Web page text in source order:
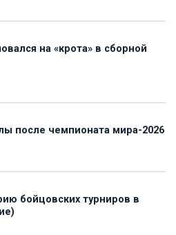
на «крота» в сборной
после чемпионата мира-2026
бойцовских турниров в